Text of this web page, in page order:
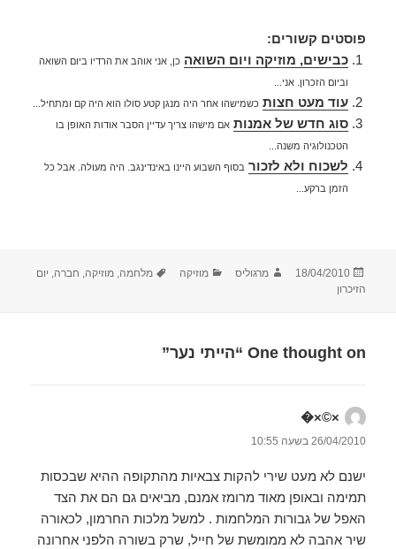
פוסטים קשורים:
כבישים, מוזיקה ויום השואה כן, אני אוהב את הרדיו ביום השואה
וביום הזכרון. אני...
עוד מעט חצות כשמישהו אחר היה מנגן קטע סולו הוא היה קם ומתחיל...
סוג חדש של אמנות אם מישהו צריך עדיין הסבר אודות האופן בו
הטכנולוגיה משנה...
לשכוח ולא לזכור בסוף השבוע היינו באינדינגב. היה מעולה. אבל כל
הזמן ברקע...
פורסם
בתאריך
18/04/2010 מחבר
מרגוליס קטגוריות
מוזיקה תגיות
מלחמה ,מוזיקה חברה יום
הזיכרון
One thought on “הייתי נער”
×©×�
26/04/2010 בשעה 10:55
ישנם לא מעט שירי להקות צבאיות מהתקופה ההיא שבכסות
תמימה ובאופן מאוד מרומז אמנם, מביאים גם הם את הצד
האפל של גבורות המלחמות . למשל מלכות החרמון, לכאורה
שיר אהבה לא ממומשת של חייל, שרק בשורה הלפני אחרונה